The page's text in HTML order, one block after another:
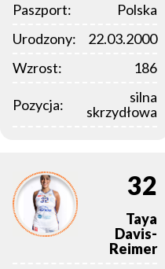
Paszport:
Polska
Urodzony:
22.03.2000
Wzrost:
186
Pozycja:
silna
skrzydłowa
32
Taya
Davis-
Reimer